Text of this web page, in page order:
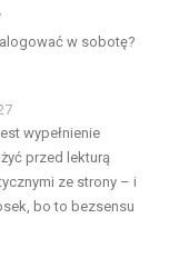
w sobotę?
wypełnienie
przed lekturą
ze strony – i
bo to bezsensu